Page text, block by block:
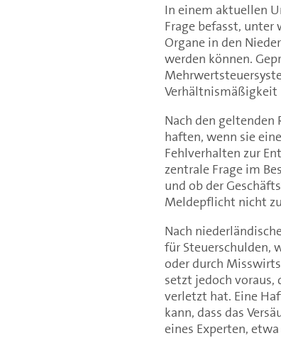
In einem aktuellen
Frage befasst,
Organe in den
werden können.
Verhältnismäßigkeit
Nach den
haften, wenn sie
Fehlverhalten zur
zentrale Frage im
und ob der
Meldepflicht nicht
Nach
für Steuerschulden,
oder durch
setzt jedoch
verletzt hat. Eine
kann, dass das
eines Experten,